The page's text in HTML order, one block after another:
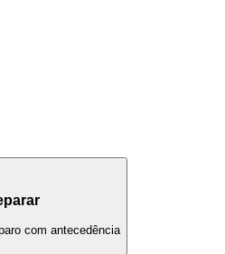
com antecedência